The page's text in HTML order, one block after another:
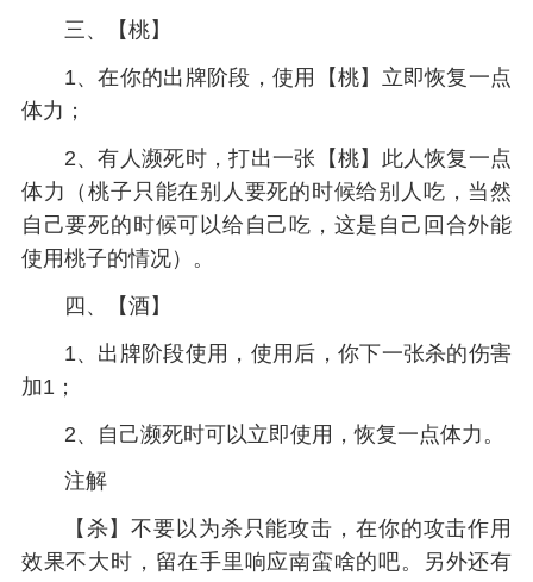
三、【桃】
1、在你的出牌阶段，使用【桃】立即恢复一点
体力；
2、有人濒死时，打出一张【桃】此人恢复一点
体力（桃子只能在别人要死的时候给别人吃，当然
自己要死的时候可以给自己吃，这是自己回合外能
使用桃子的情况）。
四、【酒】
1、出牌阶段使用，使用后，你下一张杀的伤害
加1；
2、自己濒死时可以立即使用，恢复一点体力。
注解
【杀】不要以为杀只能攻击，在你的攻击作用
效果不大时，留在手里响应南蛮啥的吧。另外还有